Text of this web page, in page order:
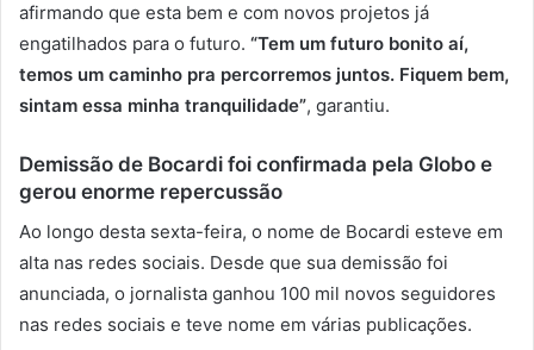
afirmando que esta bem e com novos projetos já
engatilhados para o futuro. “Tem um futuro bonito aí,
temos um caminho pra percorremos juntos. Fiquem bem,
sintam essa minha tranquilidade”, garantiu.
Demissão de Bocardi foi confirmada pela Globo e
gerou enorme repercussão
Ao longo desta sexta-feira, o nome de Bocardi esteve em
alta nas redes sociais. Desde que sua demissão foi
anunciada, o jornalista ganhou 100 mil novos seguidores
nas redes sociais e teve nome em várias publicações.